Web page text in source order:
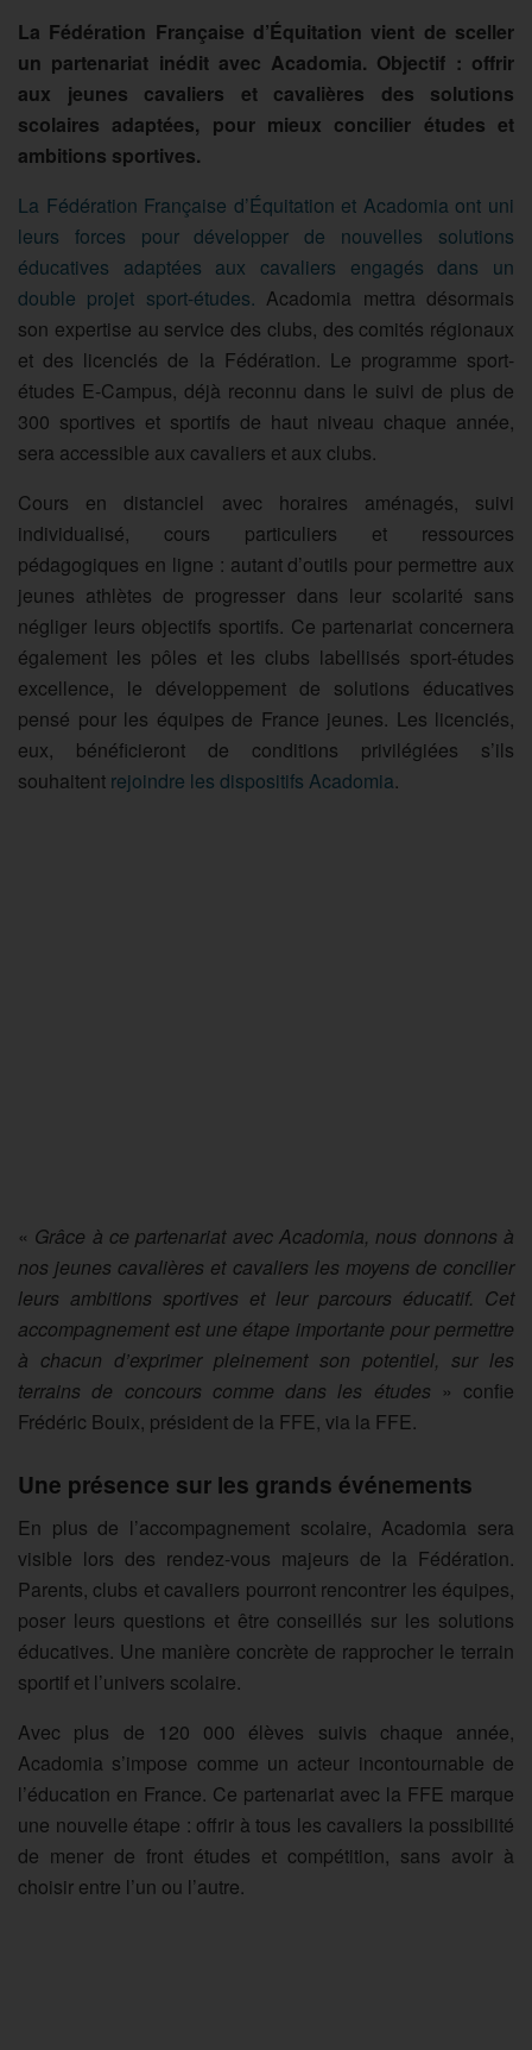
La Fédération Française d’Équitation vient de sceller
un partenariat inédit avec Acadomia. Objectif : offrir
aux jeunes cavaliers et cavalières des solutions
scolaires adaptées, pour mieux concilier études et
ambitions sportives.
La Fédération Française d’Équitation et Acadomia ont uni
leurs forces pour développer de nouvelles solutions
éducatives adaptées aux cavaliers engagés dans un
double projet sport-études. Acadomia mettra désormais
son expertise au service des clubs, des comités régionaux
et des licenciés de la Fédération. Le programme sport-
études E-Campus, déjà reconnu dans le suivi de plus de
300 sportives et sportifs de haut niveau chaque année,
sera accessible aux cavaliers et aux clubs.
Cours en distanciel avec horaires aménagés, suivi
individualisé, cours particuliers et ressources
pédagogiques en ligne : autant d’outils pour permettre aux
jeunes athlètes de progresser dans leur scolarité sans
négliger leurs objectifs sportifs. Ce partenariat concernera
également les pôles et les clubs labellisés sport-études
excellence, le développement de solutions éducatives
pensé pour les équipes de France jeunes. Les licenciés,
eux, bénéficieront de conditions privilégiées s’ils
souhaitent rejoindre les dispositifs Acadomia.
« Grâce à ce partenariat avec Acadomia, nous donnons à
nos jeunes cavalières et cavaliers les moyens de concilier
leurs ambitions sportives et leur parcours éducatif. Cet
accompagnement est une étape importante pour permettre
à chacun d’exprimer pleinement son potentiel, sur les
terrains de concours comme dans les études » confie
Frédéric Bouix, président de la FFE, via la FFE.
Une présence sur les grands événements
En plus de l’accompagnement scolaire, Acadomia sera
visible lors des rendez-vous majeurs de la Fédération.
Parents, clubs et cavaliers pourront rencontrer les équipes,
poser leurs questions et être conseillés sur les solutions
éducatives. Une manière concrète de rapprocher le terrain
sportif et l’univers scolaire.
Avec plus de 120 000 élèves suivis chaque année,
Acadomia s’impose comme un acteur incontournable de
l’éducation en France. Ce partenariat avec la FFE marque
une nouvelle étape : offrir à tous les cavaliers la possibilité
de mener de front études et compétition, sans avoir à
choisir entre l’un ou l’autre.